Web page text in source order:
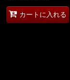
カートに入れる